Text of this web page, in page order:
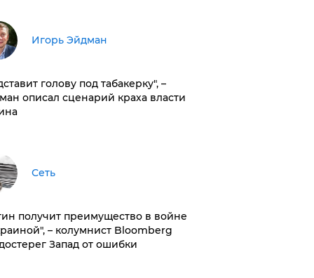
Игорь Эйдман
голову под табакерку", –
описал сценарий краха власти
Сеть
получит преимущество в войне
– колумнист Bloomberg
Запад от ошибки